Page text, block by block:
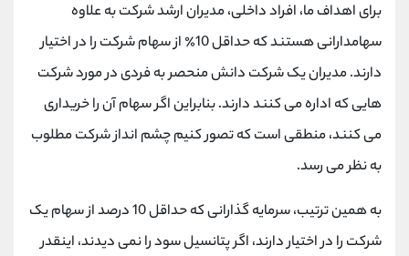
برای اهداف ما، افراد داخلی، مدیران ارشد شرکت به علاوه
سهامدارانی هستند که حداقل 10٪ از سهام شرکت را در اختیار
دارند. مدیران یک شرکت دانش منحصر به فردی در مورد شرکت
هایی که اداره می کنند دارند. بنابراین اگر سهام آن را خریداری
می کنند، منطقی است که تصور کنیم چشم انداز شرکت مطلوب
به نظر می رسد.
به همین ترتیب، سرمایه گذارانی که حداقل 10 درصد از سهام یک
شرکت را در اختیار دارند، اگر پتانسیل سود را نمی دیدند، اینقدر